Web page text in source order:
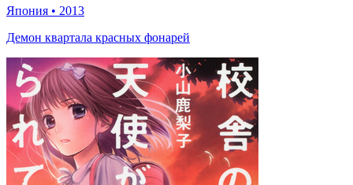
Япония • 2013
Демон квартала красных фонарей